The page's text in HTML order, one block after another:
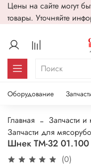
Цены на сайте могут
товары. Уточняйте
Оборудование
Главная Запчасти
Запчасти для
Шнек ТМ-32 01.100
(0)